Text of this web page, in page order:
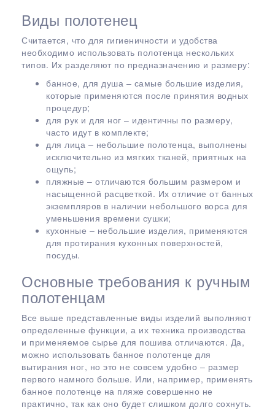
Виды полотенец
Считается, что для гигиеничности и удобства
необходимо использовать полотенца нескольких
типов. Их разделяют по предназначению и размеру:
банное, для душа – самые большие изделия,
которые применяются после принятия водных
процедур;
для рук и для ног – идентичны по размеру,
часто идут в комплекте;
для лица – небольшие полотенца, выполнены
исключительно из мягких тканей, приятных на
ощупь;
пляжные – отличаются большим размером и
насыщенной расцветкой. Их отличие от банных
экземпляров в наличии небольшого ворса для
уменьшения времени сушки;
кухонные – небольшие изделия, применяются
для протирания кухонных поверхностей,
посуды.
Основные требования к ручным
полотенцам
Все выше представленные виды изделий выполняют
определенные функции, а их техника производства
и применяемое сырье для пошива отличаются. Да,
можно использовать банное полотенце для
вытирания ног, но это не совсем удобно – размер
первого намного больше. Или, например, применять
банное полотенце на пляже совершенно не
практично, так как оно будет слишком долго сохнуть.